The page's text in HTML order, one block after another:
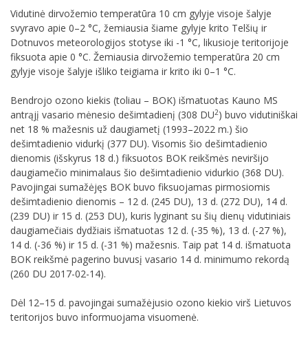
Vidutinė dirvožemio temperatūra 10 cm gylyje visoje šalyje
svyravo apie 0–2 °C, žemiausia šiame gylyje krito Telšių ir
Dotnuvos meteorologijos stotyse iki -1 °C, likusioje teritorijoje
fiksuota apie 0 °C. Žemiausia dirvožemio temperatūra 20 cm
gylyje visoje šalyje išliko teigiama ir krito iki 0–1 °C.
Bendrojo ozono kiekis (toliau – BOK) išmatuotas Kauno MS
antrąjį vasario mėnesio dešimtadienį (308 DU2) buvo vidutiniškai
net 18 % mažesnis už daugiametį (1993–2022 m.) šio
dešimtadienio vidurkį (377 DU). Visomis šio dešimtadienio
dienomis (išskyrus 18 d.) fiksuotos BOK reikšmės neviršijo
daugiamečio minimalaus šio dešimtadienio vidurkio (368 DU).
Pavojingai sumažėjęs BOK buvo fiksuojamas pirmosiomis
dešimtadienio dienomis – 12 d. (245 DU), 13 d. (272 DU), 14 d.
(239 DU) ir 15 d. (253 DU), kuris lyginant su šių dienų vidutiniais
daugiamečiais dydžiais išmatuotas 12 d. (-35 %), 13 d. (-27 %),
14 d. (-36 %) ir 15 d. (-31 %) mažesnis. Taip pat 14 d. išmatuota
BOK reikšmė pagerino buvusį vasario 14 d. minimumo rekordą
(260 DU 2017-02-14).
Dėl 12–15 d. pavojingai sumažėjusio ozono kiekio virš Lietuvos
teritorijos buvo informuojama visuomenė.